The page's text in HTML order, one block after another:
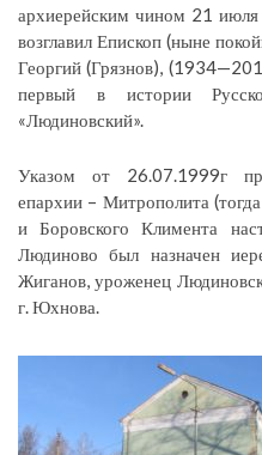
архиерейским чином 21
возглавил Епископ (ныне
Георгий (Грязнов),
первый в истории
«Людиновский».
Указом от 26.07.1999г
епархии – Митрополита
и Боровского Климента
Людиново был назначен
Жиганов, уроженец
г. Юхнова.